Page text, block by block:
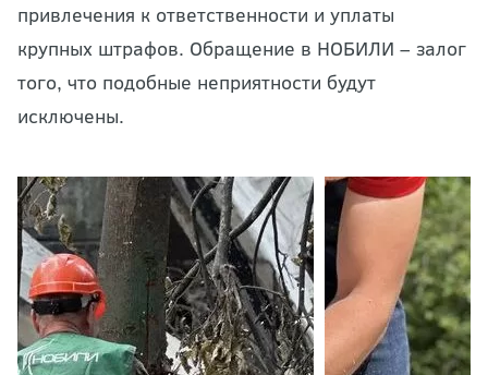
привлечения к ответственности и уплаты
крупных штрафов. Обращение в НОБИЛИ – залог
того, что подобные неприятности будут
исключены.